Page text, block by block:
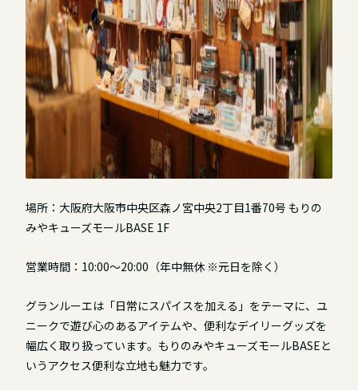
場所：大阪府大阪市中央区森ノ宮中央2丁目1番70号 もりの
みやキューズモールBASE 1F
営業時間：10:00～20:00（年中無休 ※元日を除く）
グランルーエは「日常にスパイスを加える」をテーマに、ユ
ニークで遊び心のあるアイテムや、便利なデイリーグッズを
幅広く取り扱っています。もりのみやキューズモールBASEと
いうアクセス便利な立地も魅力です。